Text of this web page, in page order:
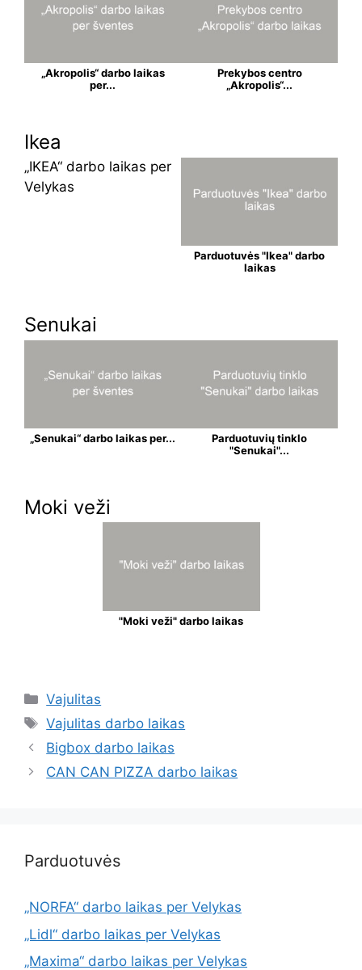
„Akropolis“ darbo laikas
per...
Prekybos centro
„Akropolis“...
Ikea
„IKEA“ darbo laikas per
Velykas
Parduotuvės "Ikea" darbo
laikas
Senukai
„Senukai“ darbo laikas per...
Parduotuvių tinklo
"Senukai"...
Moki veži
"Moki veži" darbo laikas
Vajulitas
Vajulitas darbo laikas
Bigbox darbo laikas
CAN CAN PIZZA darbo laikas
Parduotuvės
„NORFA“ darbo laikas per Velykas
„Lidl“ darbo laikas per Velykas
„Maxima“ darbo laikas per Velykas